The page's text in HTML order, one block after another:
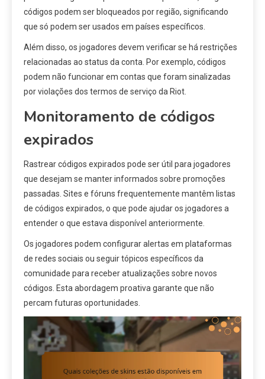
códigos podem ser bloqueados por região, significando
que só podem ser usados em países específicos.
Além disso, os jogadores devem verificar se há restrições
relacionadas ao status da conta. Por exemplo, códigos
podem não funcionar em contas que foram sinalizadas
por violações dos termos de serviço da Riot.
Monitoramento de códigos
expirados
Rastrear códigos expirados pode ser útil para jogadores
que desejam se manter informados sobre promoções
passadas. Sites e fóruns frequentemente mantêm listas
de códigos expirados, o que pode ajudar os jogadores a
entender o que estava disponível anteriormente.
Os jogadores podem configurar alertas em plataformas
de redes sociais ou seguir tópicos específicos da
comunidade para receber atualizações sobre novos
códigos. Esta abordagem proativa garante que não
percam futuras oportunidades.